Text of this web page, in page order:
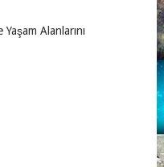
Alanlarını